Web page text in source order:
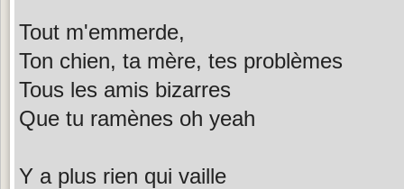
Tout m'emmerde,
Ton chien, ta mère, tes problèmes
Tous les amis bizarres
Que tu ramènes oh yeah
Y a plus rien qui vaille